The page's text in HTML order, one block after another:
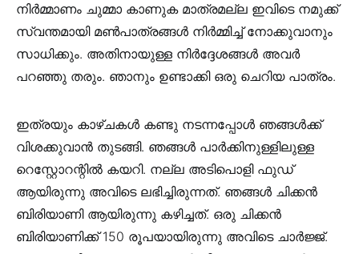
നിർമ്മാണം ചുമ്മാ കാണുക മാത്രമല്ല ഇവിടെ നമുക്ക്
സ്വന്തമായി മൺപാത്രങ്ങൾ നിർമ്മിച്ച് നോക്കുവാനും
സാധിക്കും. അതിനായുള്ള നിർദ്ദേശങ്ങൾ അവർ
പറഞ്ഞു തരും. ഞാനും ഉണ്ടാക്കി ഒരു ചെറിയ പാത്രം.
ഇത്രയും കാഴ്ചകൾ കണ്ടു നടന്നപ്പോൾ ഞങ്ങൾക്ക്
വിശക്കുവാൻ തുടങ്ങി. ഞങ്ങൾ പാർക്കിനുള്ളിലുള്ള
റെസ്റ്റോറന്റിൽ കയറി. നല്ല അടിപൊളി ഫുഡ്
ആയിരുന്നു അവിടെ ലഭിച്ചിരുന്നത്. ഞങ്ങൾ ചിക്കൻ
ബിരിയാണി ആയിരുന്നു കഴിച്ചത്. ഒരു ചിക്കൻ
ബിരിയാണിക്ക് 150 രൂപയായിരുന്നു അവിടെ ചാർജ്ജ്.